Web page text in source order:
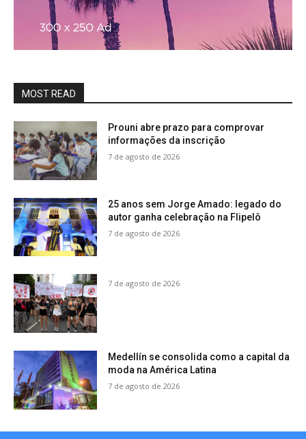
MOST READ
Prouni abre prazo para comprovar
informações da inscrição
7 de agosto de 2026
25 anos sem Jorge Amado: legado do
autor ganha celebração na Flipelô
7 de agosto de 2026
7 de agosto de 2026
Medellín se consolida como a capital da
moda na América Latina
7 de agosto de 2026